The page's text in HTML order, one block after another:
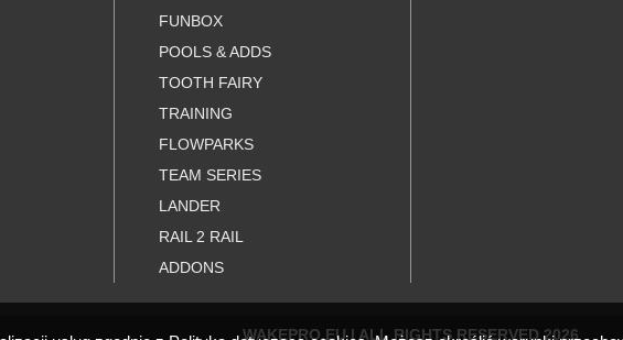
FUNBOX
POOLS & ADDS
TOOTH FAIRY
TRAINING
FLOWPARKS
TEAM SERIES
LANDER
RAIL 2 RAIL
ADDONS
WAKEPRO.EU | ALL RIGHTS RESERVED 2026